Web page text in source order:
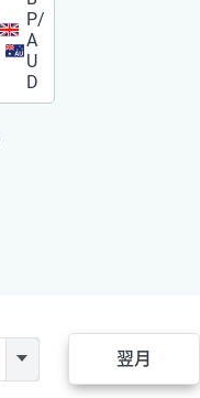
P/
A
U
D
翌月